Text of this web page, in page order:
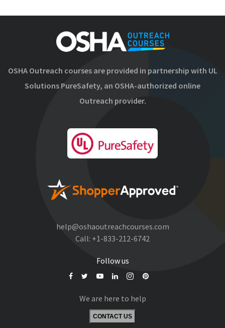
OSHA Outreach courses are provided in partnership with UL
Solutions PureSafety, an OSHA-authorized online
Outreach provider.
help@oshaoutreachcourses.com
Call: +1-833-212-6742
Follow us
We are here to help
CONTACT US